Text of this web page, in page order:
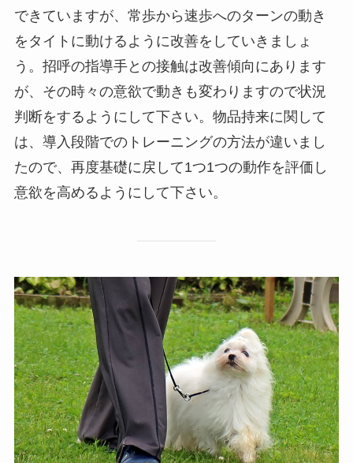
できていますが、常歩から速歩へのターンの動き
をタイトに動けるように改善をしていきましょ
う。招呼の指導手との接触は改善傾向にあります
が、その時々の意欲で動きも変わりますので状況
判断をするようにして下さい。物品持来に関して
は、導入段階でのトレーニングの方法が違いまし
たので、再度基礎に戻して1つ1つの動作を評価し
意欲を高めるようにして下さい。